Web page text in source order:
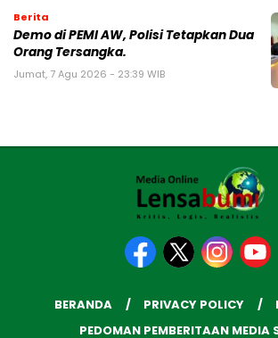
Berita
Demo di PEMI AW, Polisi Tetapkan Dua
Orang Tersangka.
Jumat, 7 Agu 2026 - 23:39 WIB
BERANDA PRIVACY POLICY
PEDOMAN PEMBERITAAN MEDIA